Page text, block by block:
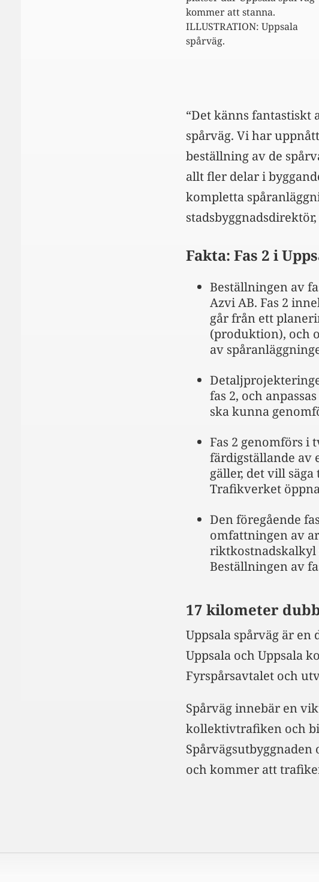
kommer att stanna.
ILLUSTRATION: Uppsala
spårväg.
“Det känns fantastiskt
spårväg. Vi har
beställning av de
allt fler delar i
kompletta
Fakta: Fas 2 i
Beställningen av
Azvi AB. Fas 2
går från ett
(produktion), och
av
fas 2, och
ska kunna
Fas 2 genomförs i
färdigställande av
gäller, det vill säga
Trafikverket
Den föregående
omfattningen av
riktkostnadskalkyl
Beställningen av
17 kilometer
Uppsala spårväg är en
Uppsala och Uppsala
Fyrspårsavtalet och
Spårväg innebär en
kollektivtrafiken och
och kommer att